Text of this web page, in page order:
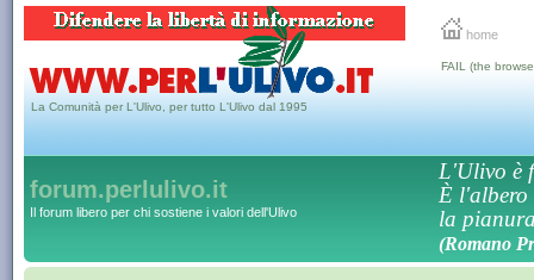
home
La Comunità per L'Ulivo, per tutto L'Ulivo dal 1995
FAIL (the
forum.perlulivo.it
Il forum libero per chi sostiene i valori dell'Ulivo
L'Ulivo è
È l'albero
la
(Romano